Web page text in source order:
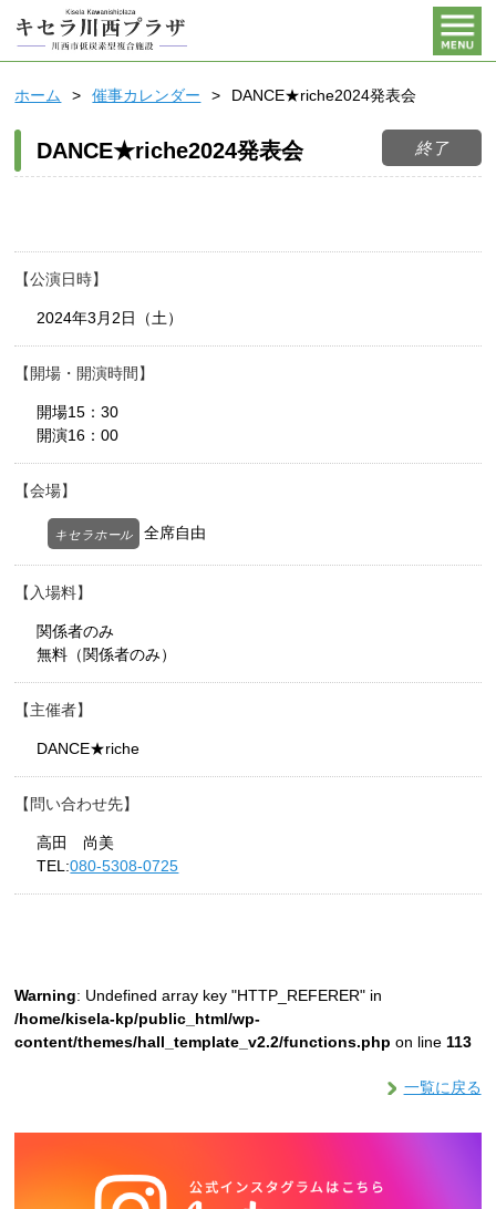
ホーム 催事カレンダー DANCE★riche2024発表会
終了
DANCE★riche2024発表会
公演日時
2024年3月2日（土）
開場・開演時間
開場15：30
開演16：00
会場
キセラホール 全席自由
入場料
関係者のみ
無料（関係者のみ）
主催者
DANCE★riche
問い合わせ先
高田 尚美
TEL:080-5308-0725
Warning: Undefined array key "HTTP_REFERER" in
/home/kisela-kp/public_html/wp-
content/themes/hall_template_v2.2/functions.php on line 113
一覧に戻る